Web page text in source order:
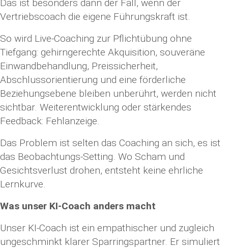
Das ist besonders dann der Fall, wenn der
Vertriebscoach die eigene Führungskraft ist.
So wird Live-Coaching zur Pflichtübung ohne
Tiefgang: gehirngerechte Akquisition, souveräne
Einwandbehandlung, Preissicherheit,
Abschlussorientierung und eine förderliche
Beziehungsebene bleiben unberührt, werden nicht
sichtbar. Weiterentwicklung oder stärkendes
Feedback: Fehlanzeige.
Das Problem ist selten das Coaching an sich, es ist
das Beobachtungs-Setting. Wo Scham und
Gesichtsverlust drohen, entsteht keine ehrliche
Lernkurve.
Was unser KI-Coach anders macht
Unser KI-Coach ist ein empathischer und zugleich
ungeschminkt klarer Sparringspartner. Er simuliert